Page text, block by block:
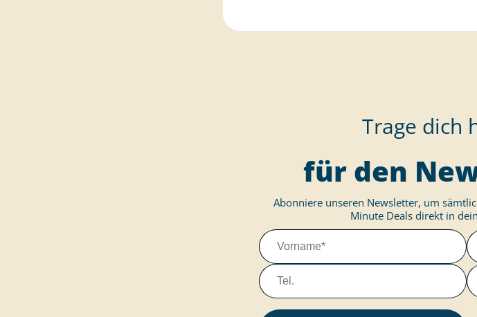
Trage dich
für den
Abonniere unseren Newsletter, um
Minute Deals direkt in